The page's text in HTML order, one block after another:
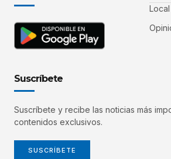
Local
Suscríbete
Suscríbete y recibe las noticias más
contenidos exclusivos.
SUSCRÍBETE